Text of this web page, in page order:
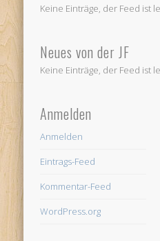
Keine Einträge, der Feed ist
Neues von der JF
Keine Einträge, der Feed ist
Anmelden
Anmelden
Eintrags-Feed
Kommentar-Feed
WordPress.org